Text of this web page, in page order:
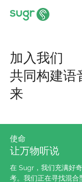
加入我们
共同构建语
来
​使命
让万物听说
在 Sugr，我们充满好
考。我们正在寻找混合